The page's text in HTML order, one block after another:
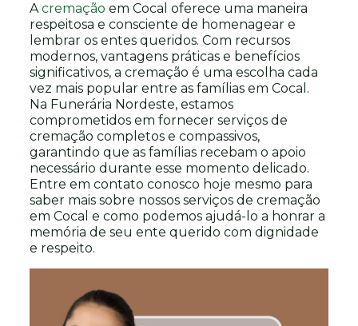
Acremação em Cocal oferece uma maneira
respeitosa e consciente de homenagear e
lembrar os entes queridos. Com recursos
modernos, vantagens práticas e benefícios
significativos, a cremação é uma escolha cada
vez mais popular entre as famílias em Cocal.
Na Funerária Nordeste, estamos
comprometidos em fornecer serviços de
cremação completos e compassivos,
garantindo que as famílias recebam o apoio
necessário durante esse momento delicado.
Entre em contato conosco hoje mesmo para
saber mais sobre nossos serviços de cremação
em Cocal e como podemos ajudá-lo a honrar a
memória de seu ente querido com dignidade
e respeito.